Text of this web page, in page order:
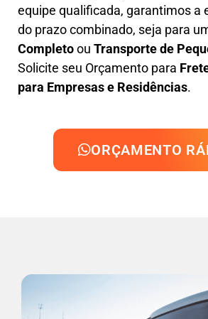
equipe qualificada, garantimos a
do prazo combinado, seja para
Completoou Transporte de
Solicite seu Orçamento para
para Empresas e Residências.
ORÇAMENTO